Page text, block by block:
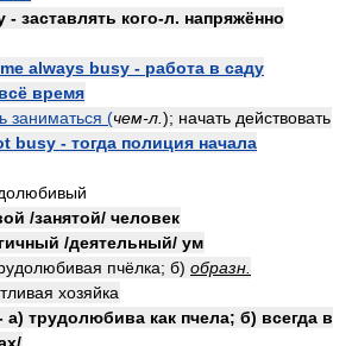
заставлять кого-л. напряжённо
always busy - работа в саду
время
заниматься (чем-л. ); начать действовать
busy - тогда полиция начала
/занятой/ человек
/деятельный/ ум
пчёлка; б) образн.
хозяйка
а) трудолюбива как пчела; б) всегда в